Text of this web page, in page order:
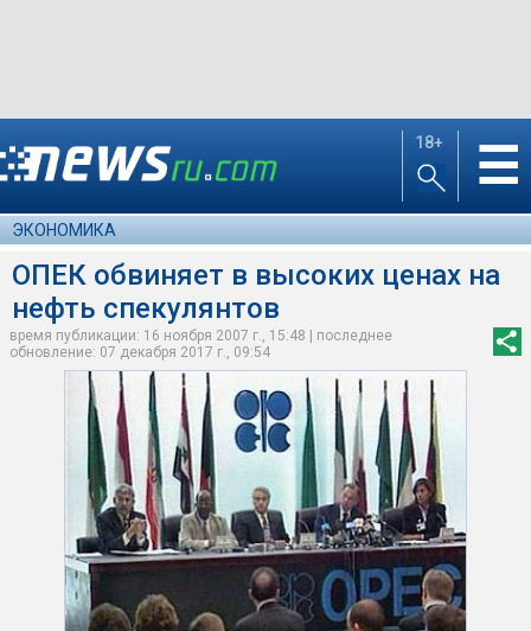
18+ ☰
ЭКОНОМИКА
ОПЕК обвиняет в высоких ценах на
нефть спекулянтов
время публикации: 16 ноября 2007 г., 15:48 | последнее
обновление: 07 декабря 2017 г., 09:54